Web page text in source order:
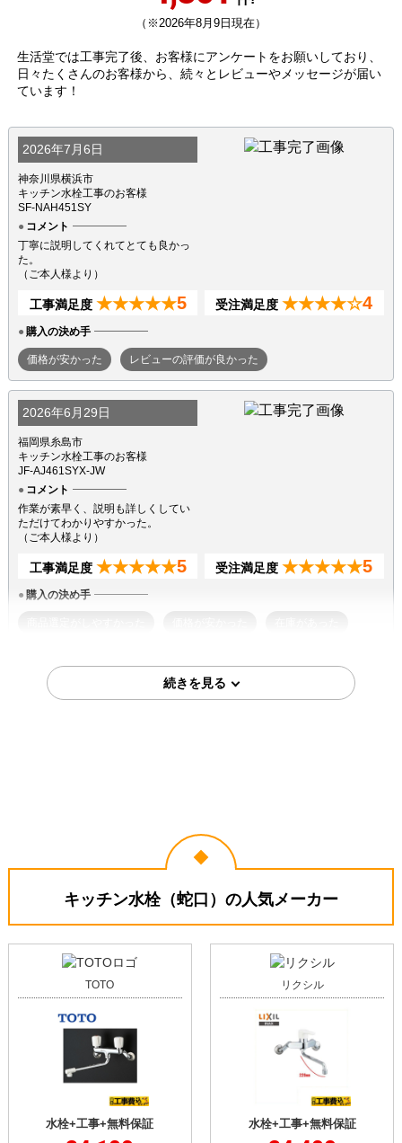
（※2026年8月9日現在）
生活堂では工事完了後、お客様にアンケートをお願いしており、
日々たくさんのお客様から、続々とレビューやメッセージが届い
ています！
2026年7月6日
神奈川県横浜市
キッチン水栓工事のお客様
SF-NAH451SY
コメント
丁寧に説明してくれてとても良かっ
た。
（ご本人様より）
工事満足度 ★★★★★5 受注満足度 ★★★★☆4
購入の決め手
価格が安かった レビューの評価が良かった
2026年6月29日
福岡県糸島市
キッチン水栓工事のお客様
JF-AJ461SYX-JW
コメント
作業が素早く、説明も詳しくしてい
ただけてわかりやすかった。
（ご本人様より）
工事満足度 ★★★★★5 受注満足度 ★★★★★5
購入の決め手
2026年3月25日
お客様の声をもっと見る
キッチン水栓（蛇口）の人気メーカー
TOTO
水栓+工事+無料保証
リクシル
水栓+工事+無料保証